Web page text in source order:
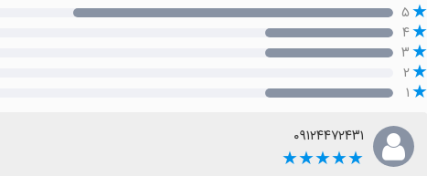
۵
۴
۳
۲
۱
۰۹۱۲۴۴۷۲۴۳۱
★★★★★